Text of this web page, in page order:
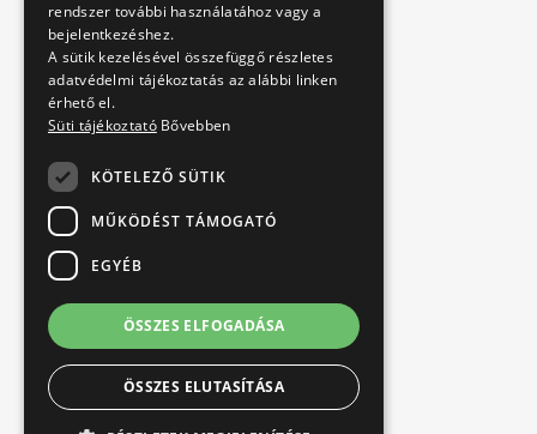
rendszer további használatához vagy a
bejelentkezéshez.
A sütik kezelésével összefüggő részletes
adatvédelmi tájékoztatás az alábbi linken
érhető el.
Süti tájékoztató Bővebben
KÖTELEZŐ SÜTIK
MŰKÖDÉST TÁMOGATÓ
EGYÉB
ÖSSZES ELFOGADÁSA
ÖSSZES ELUTASÍTÁSA